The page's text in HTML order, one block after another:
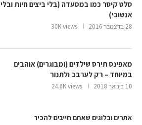
סלט קיסר כמו במסעדה (בלי ביצים חיות ובלי
אנשובי)
28 בדצמבר 2016 30K views
מאפינס תירס שילדים (ומבוגרים) אוהבים
במיוחד – רק לערבב ולתנור
10 בינואר 2018 24.6K views
אתרים ובלוגים שאתם חייבים להכיר